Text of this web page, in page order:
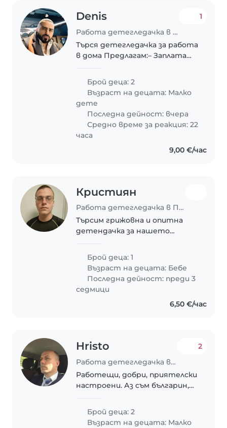
Denis
Работа детегледачка в Пловдив
1
Търся детегледачка за работа
в дома Предлагам:– Заплата
ден в седмицатаТърся
сериозен
Брой деца: 2
Възраст на децата: Малко
дете
Последна дейност: вчера
Средно време за реакция: 22
часа
9,00 €/час
Кристиян
Работа детегледачка в Пловдив
Търсим грижовна и опитна
детендачка за нашето
Предпочитаме да гледате у
дома. Добре дошли сте да ни
посетите за запознанство.
Брой деца: 1
Възраст на децата: Бебе
Последна дейност: преди 3
седмици
6,50 €/час
Hristo
Работа детегледачка в Пловдив
2
Работещи, добри, приятелски
настроени. Аз съм българин,
полякиня
Брой деца: 2
Възраст на децата: Малко